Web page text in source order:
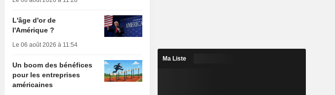
L'âge d'or de
l'Amérique ?
Le 06 août 2026 à 11:54
Un boom des bénéfices
pour les entreprises
américaines
Ma Liste